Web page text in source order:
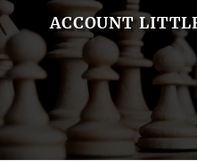
ACCOUNT